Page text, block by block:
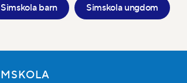
Simskola barn Simskola ungdom